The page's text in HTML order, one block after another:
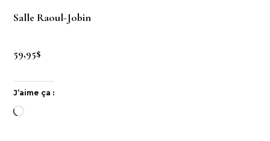
Salle Raoul-Jobin
59,95$
J’aime ça :
Chargement…